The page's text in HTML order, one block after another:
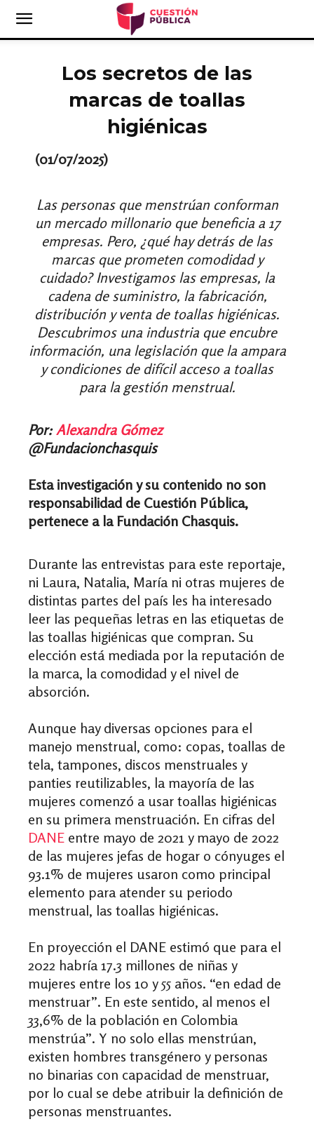
Los secretos de las
marcas de toallas
higiénicas
(01/07/2025)
Las personas que menstrúan conforman
un mercado millonario que beneficia a 17
empresas. Pero, ¿qué hay detrás de las
marcas que prometen comodidad y
cuidado? Investigamos las empresas, la
cadena de suministro, la fabricación,
distribución y venta de toallas higiénicas.
Descubrimos una industria que encubre
información, una legislación que la ampara
y condiciones de difícil acceso a toallas
para la gestión menstrual.
Por:Alexandra Gómez
@Fundacionchasquis
Esta investigación y su contenido no son
responsabilidad de Cuestión Pública,
pertenece a la Fundación Chasquis.
Durante las entrevistas para este reportaje,
ni Laura, Natalia, Maríani otras mujeres de
distintas partes del país les ha interesado
leer las pequeñas letras en las etiquetas de
las toallas higiénicas que compran. Su
elección está mediada por la reputación de
la marca, la comodidad y el nivel de
absorción.
Aunque hay diversas opciones para el
manejo menstrual, como: copas, toallas de
tela, tampones, discos menstruales y
panties reutilizables, la mayoría de las
mujeres comenzó a usar toallas higiénicas
en su primera menstruación. En cifras del
DANE entre mayo de 2021 y mayo de 2022
de las mujeres jefas de hogar o cónyuges el
93.1% de mujeres usaron como principal
elemento para atender su periodo
menstrual, las toallas higiénicas.
En proyección el DANE estimó que para el
2022 habría 17.3 millones de niñas y
mujeres entre los 10 y 55 años. “en edad de
menstruar”. En este sentido, al menos el
33,6% de la población en Colombia
menstrúa”. Y no solo ellas menstrúan,
existen hombres transgénero y personas
no binarias con capacidad de menstruar,
por lo cual se debe atribuir la definición de
personas menstruantes.